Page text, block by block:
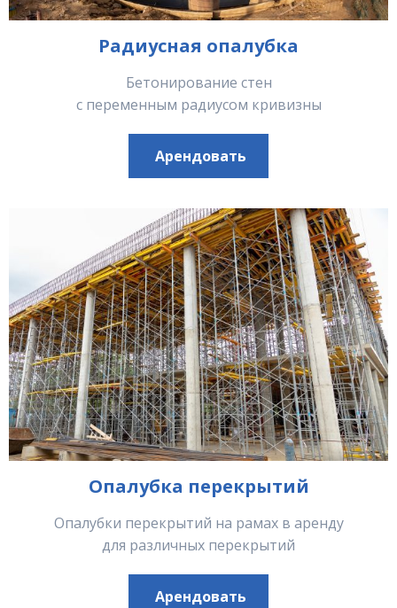
Радиусная опалубка
Бетонирование стен
с переменным радиусом кривизны
Арендовать
Опалубка перекрытий
Опалубки перекрытий на рамах в аренду
для различных перекрытий
Арендовать